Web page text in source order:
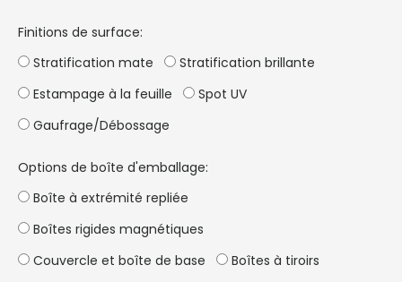
Finitions de surface:
Stratification mate
Stratification brillante
Estampage à la feuille
Spot UV
Gaufrage/Débossage
Options de boîte d'emballage:
Boîte à extrémité repliée
Boîtes rigides magnétiques
Couvercle et boîte de base
Boîtes à tiroirs